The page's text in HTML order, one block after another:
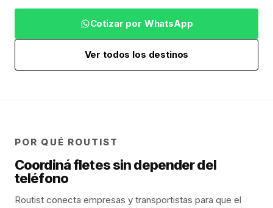
Cotizar por WhatsApp
Ver todos los destinos
POR QUÉ ROUTIST
Coordiná fletes sin depender del
teléfono
Routist conecta empresas y transportistas para que el